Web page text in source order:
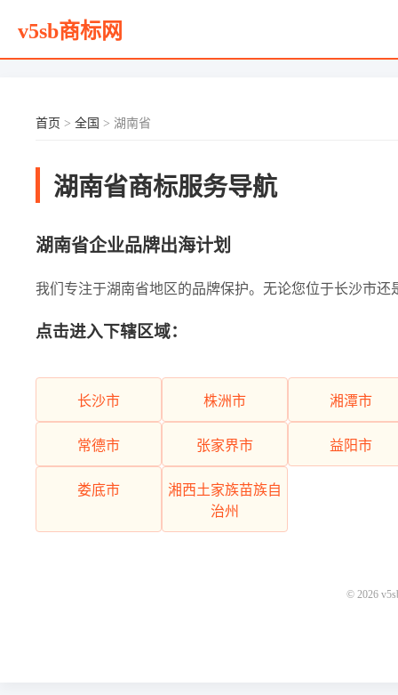
v5sb商标网
首页 > 全国 > 湖南省
湖南省商标服务导航
湖南省企业品牌出海计划
我们专注于湖南省地区的品牌保护。无论您位于长沙市
点击进入下辖区域：
长沙市 株洲市 湘潭市
常德市 张家界市 益阳市
娄底市
湘西土家族苗族自
治州
© 2026